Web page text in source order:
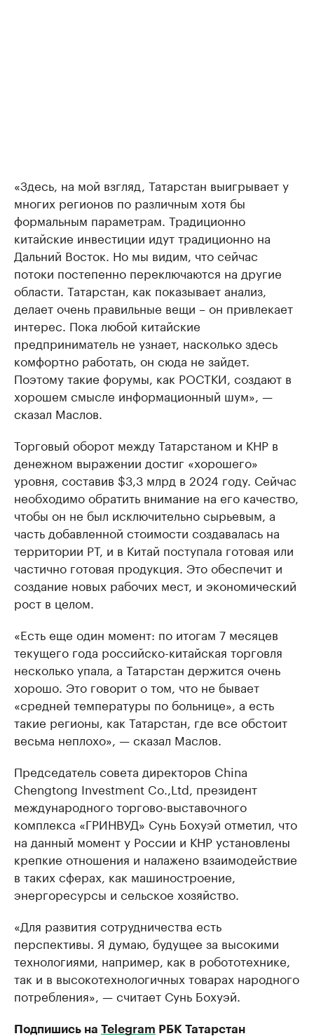
«Здесь, на мой взгляд, Татарстан выигрывает у
многих регионов по различным хотя бы
формальным параметрам. Традиционно
китайские инвестиции идут традиционно на
Дальний Восток. Но мы видим, что сейчас
потоки постепенно переключаются на другие
области. Татарстан, как показывает анализ,
делает очень правильные вещи – он привлекает
интерес. Пока любой китайские
предприниматель не узнает, насколько здесь
комфортно работать, он сюда не зайдет.
Поэтому такие форумы, как РОСТКИ, создают в
хорошем смысле информационный шум», —
сказал Маслов.
Торговый оборот между Татарстаном и КНР в
денежном выражении достиг «хорошего»
уровня, составив $3,3 млрд в 2024 году. Сейчас
необходимо обратить внимание на его качество,
чтобы он не был исключительно сырьевым, а
часть добавленной стоимости создавалась на
территории РТ, и в Китай поступала готовая или
частично готовая продукция. Это обеспечит и
создание новых рабочих мест, и экономический
рост в целом.
«Есть еще один момент: по итогам 7 месяцев
текущего года российско-китайская торговля
несколько упала, а Татарстан держится очень
хорошо. Это говорит о том, что не бывает
«средней температуры по больнице», а есть
такие регионы, как Татарстан, где все обстоит
весьма неплохо», — сказал Маслов.
Председатель совета директоров China
Chengtong Investment Co.,Ltd, президент
международного торгово-выставочного
комплекса «ГРИНВУД» Сунь Бохуэй отметил, что
на данный момент у России и КНР установлены
крепкие отношения и налажено взаимодействие
в таких сферах, как машиностроение,
энергоресурсы и сельское хозяйство.
«Для развития сотрудничества есть
перспективы. Я думаю, будущее за высокими
технологиями, например, как в робототехнике,
так и в высокотехнологичных товарах народного
потребления», — считает Сунь Бохуэй.
Подпишись на Telegram РБК Татарстан